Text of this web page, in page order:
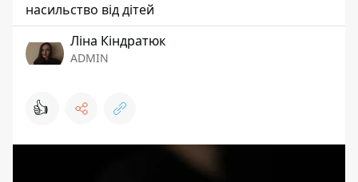
насильство від дітей
Ліна Кіндратюк
ADMIN
👍